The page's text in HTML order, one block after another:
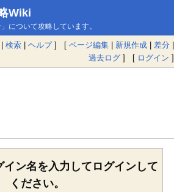
Wiki
について攻略しています。
| 検索 | ヘルプ] [ ページ編集 | 新規作成 | 差分 |
過去ログ ] [ ログイン ]
イン名を入力してログインして
ください。